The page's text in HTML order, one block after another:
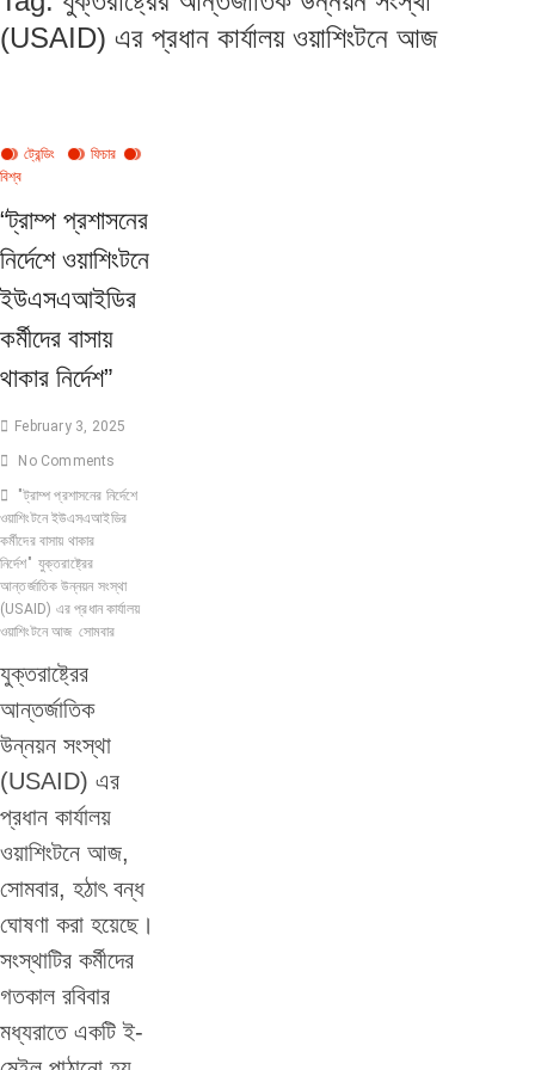
(USAID) এর প্রধান কার্যালয় ওয়াশিংটনে আজ
ট্রেন্ডিং
ফিচার
বিশ্ব
“ট্রাম্প প্রশাসনের
নির্দেশে ওয়াশিংটনে
ইউএসএআইডির
কর্মীদের বাসায়
থাকার নির্দেশ”
February 3, 2025
No Comments
"ট্রাম্প প্রশাসনের নির্দেশে
ওয়াশিংটনে ইউএসএআইডির
কর্মীদের বাসায় থাকার
নির্দেশ" যুক্তরাষ্ট্রের
আন্তর্জাতিক উন্নয়ন সংস্থা
(USAID) এর প্রধান কার্যালয়
ওয়াশিংটনে আজ সোমবার
যুক্তরাষ্ট্রের
আন্তর্জাতিক
উন্নয়ন সংস্থা
(USAID) এর
প্রধান কার্যালয়
ওয়াশিংটনে আজ,
সোমবার, হঠাৎ বন্ধ
ঘোষণা করা হয়েছে।
সংস্থাটির কর্মীদের
গতকাল রবিবার
মধ্যরাতে একটি ই-